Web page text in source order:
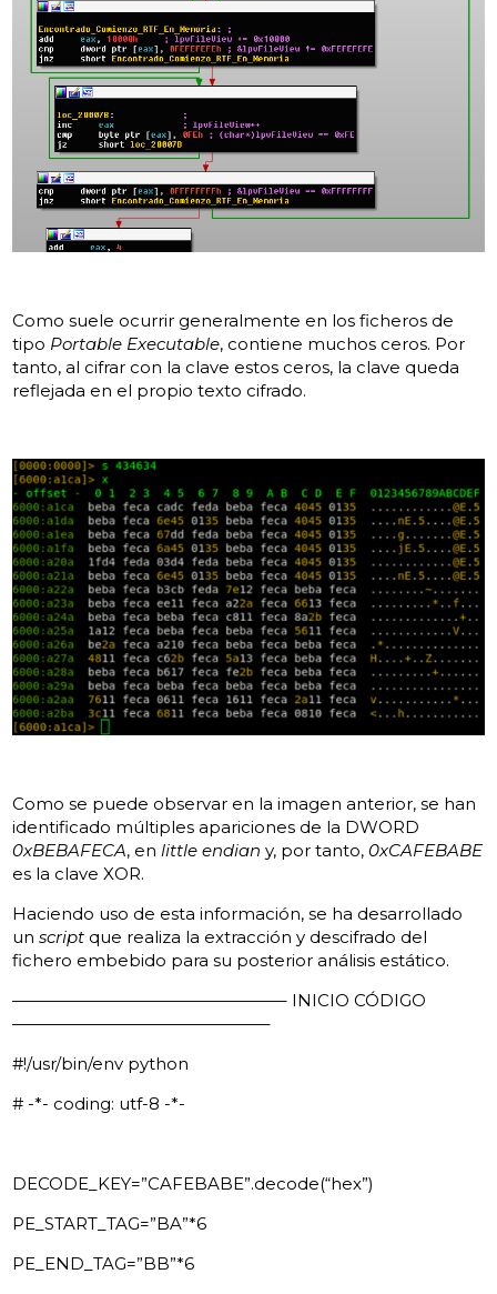
Como suele ocurrir generalmente en los ficheros de
tipo Portable Executable, contiene muchos ceros. Por
tanto, al cifrar con la clave estos ceros, la clave queda
reflejada en el propio texto cifrado.
Como se puede observar en la imagen anterior, se han
identificado múltiples apariciones de la DWORD
0xBEBAFECA, enlittle endiany, por tanto, 0xCAFEBABE
es la clave XOR.
Haciendo uso de esta información, se ha desarrollado
unscript que realiza la extracción y descifrado del
fichero embebido para su posterior análisis estático.
————————————————– INICIO CÓDIGO
———————————————–
#!/usr/bin/env python
# -*- coding: utf-8 -*-
DECODE_KEY=”CAFEBABE”.decode(“hex”)
PE_START_TAG=”BA”*6
PE_END_TAG=”BB”*6